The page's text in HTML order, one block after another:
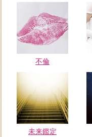
不倫
未来鑑定